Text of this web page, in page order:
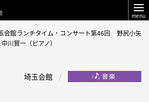
menu
会館ランチタイム・コンサート第46回 野尻小矢
川賢一（ピアノ）
埼玉会館